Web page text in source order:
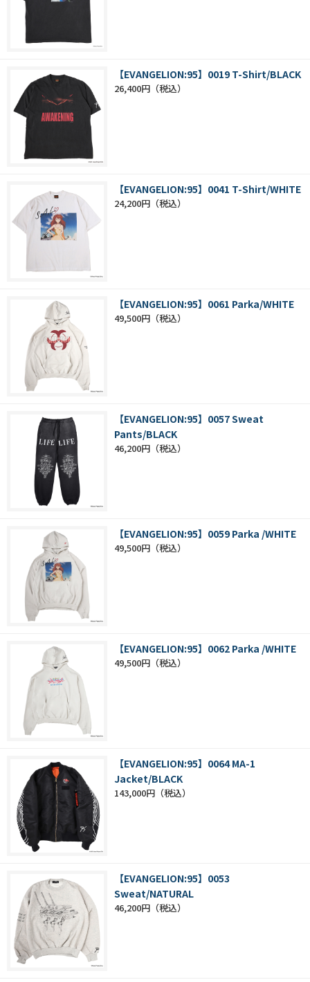
【EVANGELION:95】0019 T-Shirt/BLACK
26,400円
【EVANGELION:95】0041 T-Shirt/WHITE
24,200円
【EVANGELION:95】0061 Parka/WHITE
49,500円
【EVANGELION:95】0057 Sweat
Pants/BLACK
46,200円
【EVANGELION:95】0059 Parka /WHITE
49,500円
【EVANGELION:95】0062 Parka /WHITE
49,500円
【EVANGELION:95】0064 MA-1
Jacket/BLACK
143,000円
【EVANGELION:95】0053
Sweat/NATURAL
46,200円